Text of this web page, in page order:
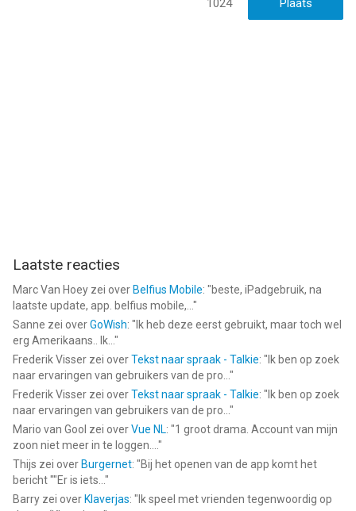
bonprix van bonprix Handelsgesellschaft mbH is een app voor
1024
Laatste reacties
Marc Van Hoey zei over Belfius Mobile: "beste, iPadgebruik, na
laatste update, app. belfius mobile,... "
Sanne zei overGoWish: " Ik heb deze eerst gebruikt, maar toch wel
erg Amerikaans.. Ik... "
Frederik Visser zei overTekst naar spraak - Talkie: " Ik ben op zoek
naar ervaringen van gebruikers van de pro... "
Frederik Visser zei overTekst naar spraak - Talkie: " Ik ben op zoek
naar ervaringen van gebruikers van de pro... "
Mario van Gool zei overVue NL: "1 groot drama. Account van mijn
zoon niet meer in te loggen.... "
Thijs zei over Burgernet: "Bij het openen van de app komt het
bericht ""Er is iets... "
Barry zei over Klaverjas: " Ik speel met vrienden tegenwoordig op